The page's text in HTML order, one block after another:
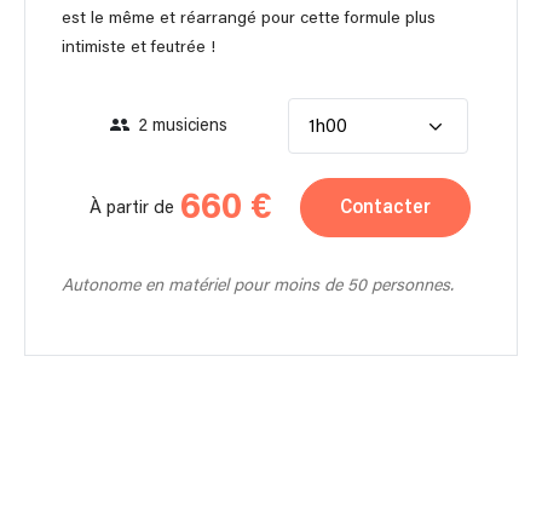
est le même et réarrangé pour cette formule plus
intimiste et feutrée !
2 musiciens 1h00
À partir de 660 € Contacter
Autonome en matériel pour moins de 50 personnes.